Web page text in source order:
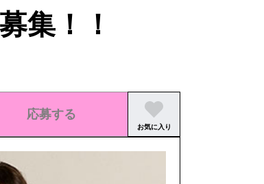
集！！
応募する
お気に入り